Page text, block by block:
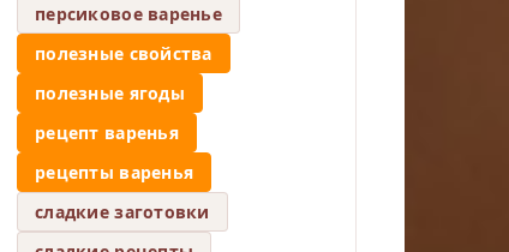
персиковое варенье
полезные свойства
полезные ягоды
рецепт варенья
рецепты варенья
сладкие заготовки